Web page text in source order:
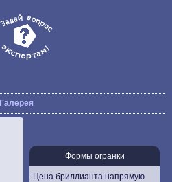
Галерея
Формы огранки
Цена бриллианта напрямую